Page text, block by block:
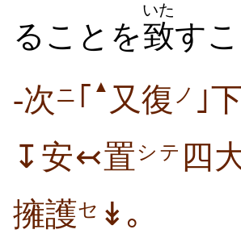
ることを致
いた
す
-次 ニ ｢ ▲ 又復 ノ ｣
↧安↢置シテ 四
擁護セ ↡｡